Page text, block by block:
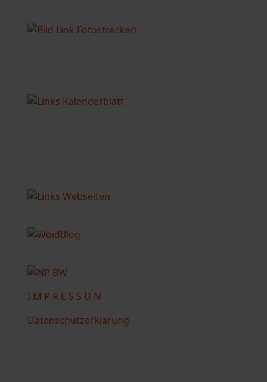
I M P R E S S U M
Datenschutzerklärung